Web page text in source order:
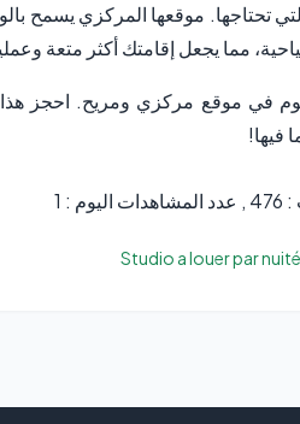
تحتاجها. موقعها المركزي يسمح
مما يجعل إقامتك أكثر متعة
في موقع مركزي ومريح. احجز هذا
فيها!
, عدد المشاهدات اليوم : 1
Studio a louer par